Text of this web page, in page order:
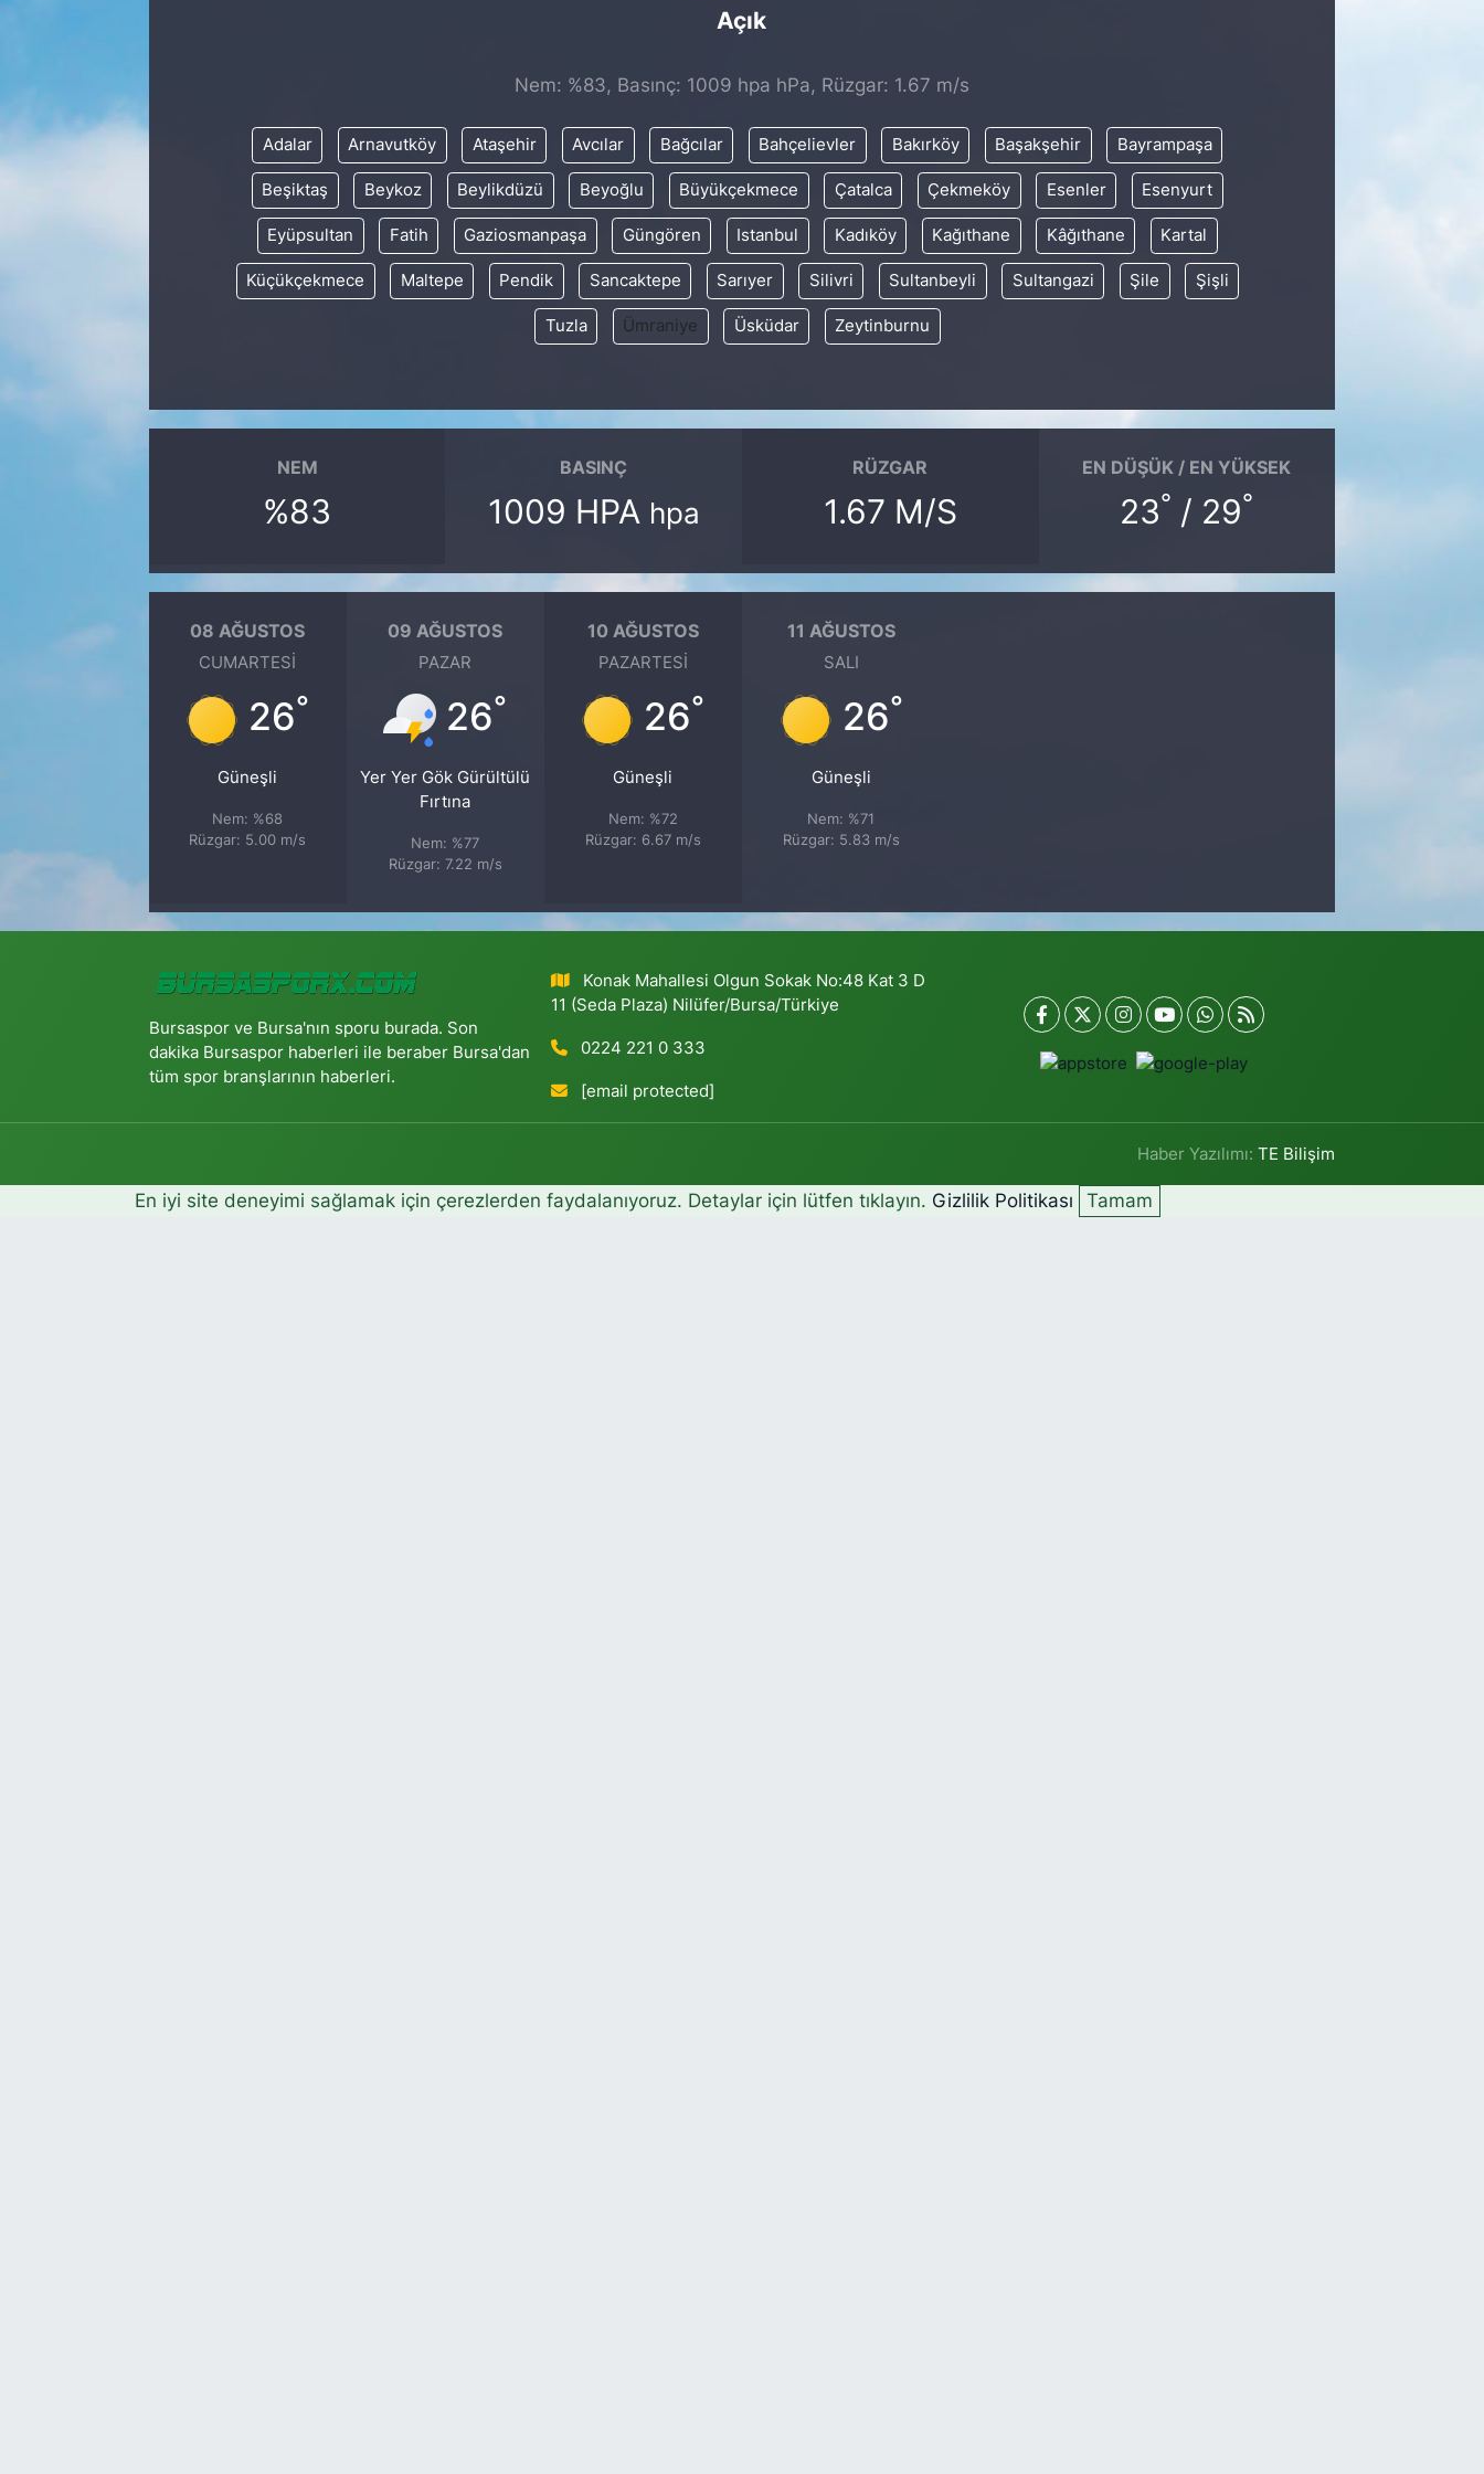
Açık
Nem: %83, Basınç: 1009 hpa hPa, Rüzgar: 1.67 m/s
Adalar Arnavutköy Ataşehir Avcılar Bağcılar Bahçelievler Bakırköy Başakşehir Bayrampaşa
Beşiktaş Beykoz Beylikdüzü Beyoğlu Büyükçekmece Çatalca Çekmeköy Esenler Esenyurt
Eyüpsultan Fatih Gaziosmanpaşa Güngören Istanbul Kadıköy Kağıthane Kâğıthane Kartal
Küçükçekmece Maltepe Pendik Sancaktepe Sarıyer Silivri Sultanbeyli Sultangazi Şile Şişli
Tuzla Ümraniye Üsküdar Zeytinburnu
NEM
%83
BASINÇ
1009 HPA hpa
RÜZGAR
1.67 M/S
EN DÜŞÜK / EN YÜKSEK
23° / 29°
08 AĞUSTOS
CUMARTESI
26°
Güneşli
Nem: %68
Rüzgar: 5.00 m/s
09 AĞUSTOS
PAZAR
26°
Yer Yer Gök Gürültülü
Fırtına
Nem: %77
Rüzgar: 7.22 m/s
10 AĞUSTOS
PAZARTESI
26°
Güneşli
Nem: %72
Rüzgar: 6.67 m/s
11 AĞUSTOS
SALI
26°
Güneşli
Nem: %71
Rüzgar: 5.83 m/s
Bursaspor ve Bursa'nın sporu burada. Son
dakika Bursaspor haberleri ile beraber Bursa'dan
tüm spor branşlarının haberleri.
Konak Mahallesi Olgun Sokak No:48 Kat 3 D
11 (Seda Plaza) Nilüfer/Bursa/Türkiye
0224 221 0 333
[email protected]
Haber Yazılımı:TE Bilişim
En iyi site deneyimi sağlamak için çerezlerden faydalanıyoruz. Detaylar için lütfen tıklayın. Gizlilik Politikası Tamam